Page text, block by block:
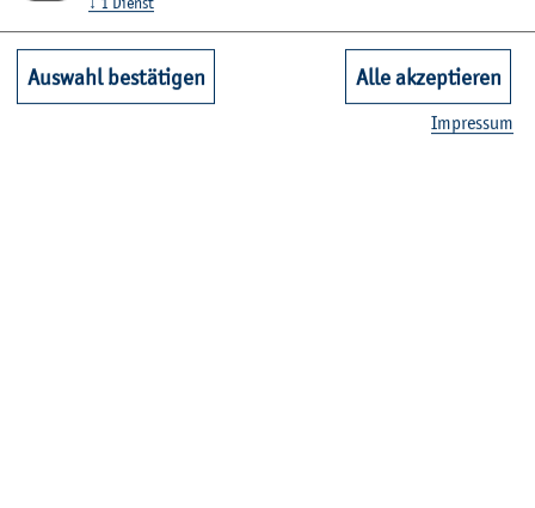
Auswahl bestätigen Alle akzeptieren
Im­pres­sum